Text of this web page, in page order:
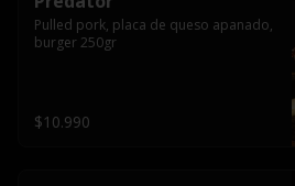
Pulled pork, placa de queso apanado,
burger 250gr
$10.990